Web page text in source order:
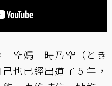
空媽」時乃空（とき
也已經出道了 5 年，